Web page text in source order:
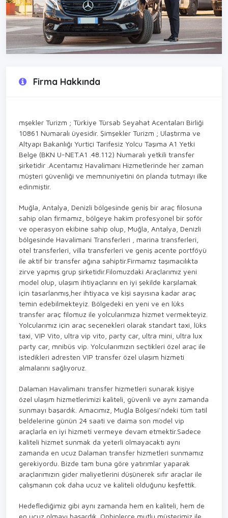
Firma Hakkında
mşekler Turizm ; Türkiye Türsab Seyahat Acentaları Birliği
10861 Numaralı üyesidir. Şimşekler Turizm ; Ulaştırma ve
Altyapı Bakanlığı Yurtiçi Tarifesiz Yolcu Taşıma A1 Yetki
Belge (BKN U-NET.A1 .48.112) Numaralı yetkili transfer
şirketidir .Acentamız Havalimanı Hizmetlerinde her zaman
müşteri güvenliği ve memnuniyetini ön planda tutmayı ilke
edinmiştir.
Muğla, Antalya, Denizli bölgesinde geniş bir araç filosuna
sahip olan firmamız, bölgeye hakim profesyonel bir şoför
ve operasyon ekibine sahip olup, Muğla, Antalya, Denizli
bölgesinde Havalimani Transferleri , marina transferleri,
otel transferleri, villa transferleri ve geniş acente portföyü
ile aktif bir transfer ağına sahiptir.Firmamız taşımacılıkta
zirve yapmış grup şirketidir.Filomuzdaki Araçlarımız yeni
model olup, ulaşım ihtiyaçlarını en iyi şekilde karşılamak
için tasarlanmış,her ihtiyaca ve kişi sayısına kadar araç
temin edebilmekteyiz. Bölgedeki en yeni ve en lüks
transfer araç filomuz ile yolcularımıza hizmet vermekteyiz.
Yolcularımız için araç seçenekleri olarak standart taxi, lüks
taxi, VIP Vito, ultra vip vito, party car, ultra mini, ultra lux
party car, mnibüs vip. Yolcularımızın seçtikleri özel araç ile
istedikleri adresten VIP transfer özel ulaşım hizmeti
almalarını sağlıyoruz.
Dalaman Havalimanı transfer hizmetleri sunarak kişiye
özel ulaşım hizmetlerimizi kaliteli, güvenli ve aynı zamanda
sunmayı başardık. Amacımız, Muğla Bölgesi’ndeki tüm tatil
beldelerine günün 24 saati ve daima son model vip
araçlarla en iyi hizmeti vermeye devam etmektir.Sadece
kaliteli hizmet sunmak da yeterli olmayacaktı aynı
zamanda en ucuz Dalaman transfer hizmetleri sunmamız
gerekiyordu. Bizde tam buna göre yatırımlar yaparak
araçlarımızın gider maliyetlerini düşünerek sıfır araçlar ile
çalışmanın çok daha ucuz ve kaliteli olduğunu keşfettik.
Hedeflediğimiz gibi aynı zamanda hem en kaliteli, hem de